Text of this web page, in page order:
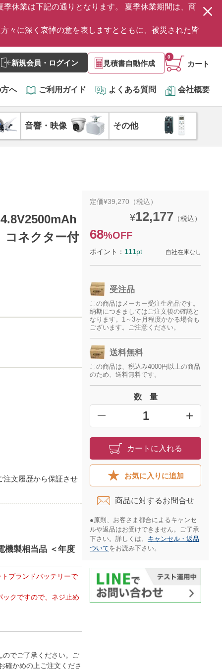
休業は下記の通りとなります。 夏季休業期間は、商
々に深く哀悼の意を表しますとともに、被災された皆
新規会員・ログイン 見積書自動作成 カート
0
へ ご利用ガイド よくある質問 会社概要
音響・映像 その他
コネクター付
文履歴から保証させ
機製相当品 ＜年度
ブランドバッテリーで
クですので、ネジ止め
でご了承ください。ご
確かめの上ご注文くださ
定価¥39,270（税込）
¥12,177 （税込）
68%OFF
ポイント： 111pt 自社在庫なし
受注品
この商品はメーカー受注生産品です。
納期につきましてはご注文後の確認と
なります。1～3ヶ月程度かかる場合も
ございます。ご注意ください。
送料無料
この商品は、税込み4000円以上の商品
のため、送料無料です。
数 量
━ +
カートに入れる
お気に入りに追加
商品に対するお問合せ​
●原則、お客さま都合によるキャンセ
ルや返品はお受けできません。ご了承
下さい。詳しくは、 キャンセル・返品
ついてをお読み下さい。​